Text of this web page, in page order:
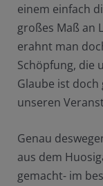
einem einfach
großes Maß an
erahnt man
Schöpfung, die
Glaube ist
unseren
Genau
aus dem
gemacht- im